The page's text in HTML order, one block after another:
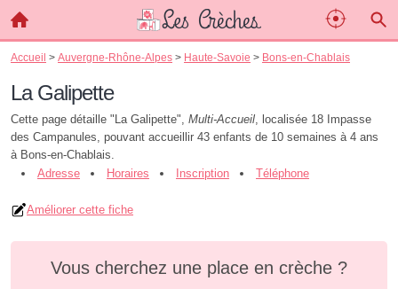
Accueil > Auvergne-Rhône-Alpes > Haute-Savoie > Bons-en-Chablais
La Galipette
Cette page détaille "La Galipette", Multi-Accueil, localisée 18 Impasse
des Campanules, pouvant accueillir 43 enfants de 10 semaines à 4 ans
à Bons-en-Chablais.
Adresse
Horaires Inscription Téléphone
Améliorer cette fiche
Vous cherchez une place en crèche ?